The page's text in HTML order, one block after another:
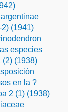
(1941)
especies
(2) (1938)
en la ?
2 (1) (1938)